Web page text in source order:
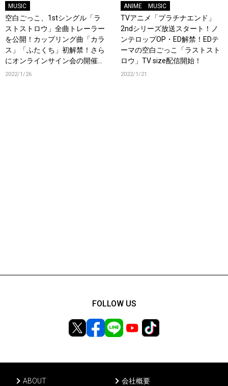
MUSIC
空白ごっこ、1stシングル「ラ
ストストロウ」全曲トレーラー
を公開！カップリング曲「カラ
ス」「ふたくち」初解禁！さら
にオンラインサイン会の開催も
発表！
2022/1/26
ANIME MUSIC
TVアニメ「プラチナエンド」
2ndシリーズ放送スタート！ノ
ンテロップOP・ED解禁！EDテ
ーマの空白ごっこ「ラストスト
ロウ」TV size配信開始！
2022/1/21
ABOUT 会社概要
FOLLOW US